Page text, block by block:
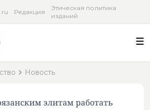
Редакция
Этическая политика
изданий
Новость
элитам работать